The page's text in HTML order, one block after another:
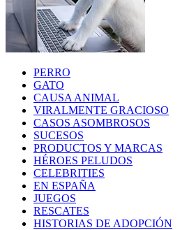
PERRO
GATO
CAUSA ANIMAL
VIRALMENTE GRACIOSO
CASOS ASOMBROSOS
SUCESOS
PRODUCTOS Y MARCAS
HÉROES PELUDOS
CELEBRITIES
EN ESPAÑA
JUEGOS
RESCATES
HISTORIAS DE ADOPCIÓN